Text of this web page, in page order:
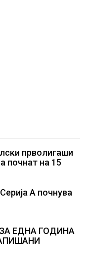
прволигаши
почнат на 15
А почнува
ЕДНА ГОДИНА